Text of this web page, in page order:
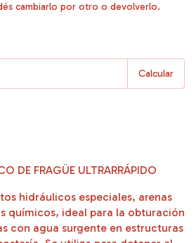
cambiarlo por otro o devolverlo.
Calcular
DE FRAGÜE ULTRARRÁPIDO
hidráulicos especiales, arenas
químicos, ideal para la obturación
con agua surgente en estructuras